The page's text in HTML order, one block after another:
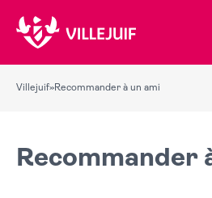
Villejuif»Recommander à un ami
Recommander